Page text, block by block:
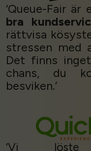
‘Queue-Fair är
bra
rättvisa
stressen med
Det finns
chans, du
besviken.’
‘Vi